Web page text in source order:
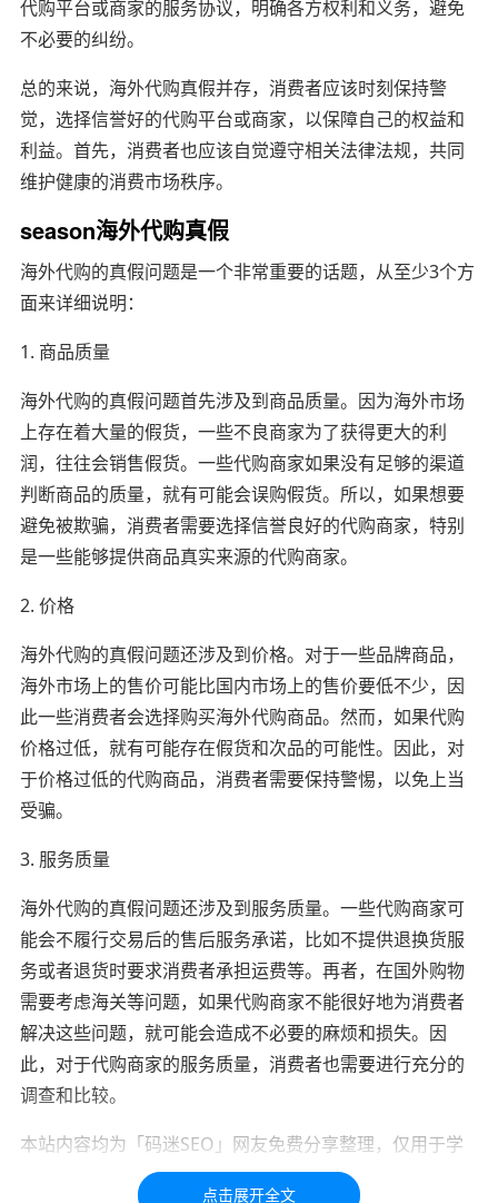
代购平台或商家的服务协议，明确各方权利和义务，避免
不必要的纠纷。
总的来说，海外代购真假并存，消费者应该时刻保持警
觉，选择信誉好的代购平台或商家，以保障自己的权益和
利益。首先，消费者也应该自觉遵守相关法律法规，共同
维护健康的消费市场秩序。
season海外代购真假
海外代购的真假问题是一个非常重要的话题，从至少3个方
面来详细说明：
1. 商品质量
海外代购的真假问题首先涉及到商品质量。因为海外市场
上存在着大量的假货，一些不良商家为了获得更大的利
润，往往会销售假货。一些代购商家如果没有足够的渠道
判断商品的质量，就有可能会误购假货。所以，如果想要
避免被欺骗，消费者需要选择信誉良好的代购商家，特别
是一些能够提供商品真实来源的代购商家。
2. 价格
海外代购的真假问题还涉及到价格。对于一些品牌商品，
海外市场上的售价可能比国内市场上的售价要低不少，因
此一些消费者会选择购买海外代购商品。然而，如果代购
价格过低，就有可能存在假货和次品的可能性。因此，对
于价格过低的代购商品，消费者需要保持警惕，以免上当
受骗。
3. 服务质量
海外代购的真假问题还涉及到服务质量。一些代购商家可
能会不履行交易后的售后服务承诺，比如不提供退换货服
务或者退货时要求消费者承担运费等。再者，在国外购物
需要考虑海关等问题，如果代购商家不能很好地为消费者
解决这些问题，就可能会造成不必要的麻烦和损失。因
此，对于代购商家的服务质量，消费者也需要进行充分的
调查和比较。
本站内容均为「码迷SEO」网友免费分享整理，仅用于学
习交流，如有疑问，请联系我们48小时处理！！！！